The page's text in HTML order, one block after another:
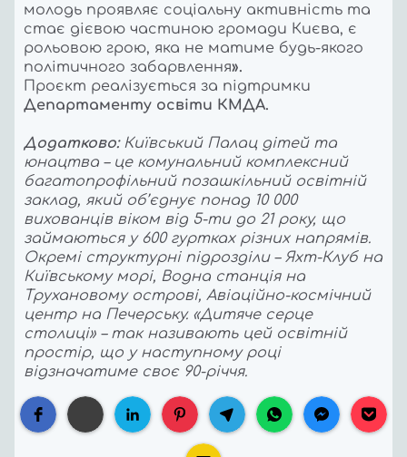
молодь проявляє соціальну активність та
стає дієвою частиною громади Києва, є
рольовою грою, яка не матиме будь-якого
політичного забарвлення».
Проєкт реалізується за підтримки
Департаменту освіти КМДА.
Додатково:Київський Палац дітей та
юнацтва – це комунальний комплексний
багатопрофільний позашкільний освітній
заклад, який об’єднує понад 10 000
вихованців віком від 5-ти до 21 року, що
займаються у 600 гуртках різних напрямів.
Окремі структурні підрозділи – Яхт-Клуб на
Київському морі, Водна станція на
Трухановому острові, Авіаційно-космічний
центр на Печерську. «Дитяче серце
столиці» – так називають цей освітній
простір, що у наступному році
відзначатиме своє 90-річчя.